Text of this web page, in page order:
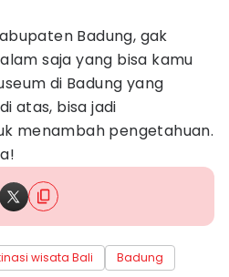
Badung, gak
saja yang bisa kamu
di Badung yang
atas, bisa jadi
menambah pengetahuan.
wisata Bali Badung